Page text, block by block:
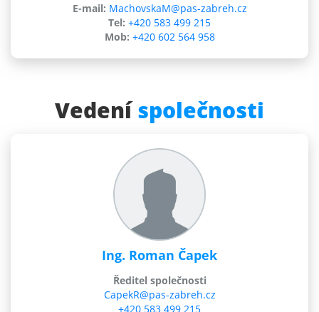
E-mail: MachovskaM@pas-zabreh.cz
Tel: +420 583 499 215
Mob: +420 602 564 958
Vedeníspolečnosti
Ing. Roman Čapek
Ředitel společnosti
CapekR@pas-zabreh.cz
+420 583 499 215